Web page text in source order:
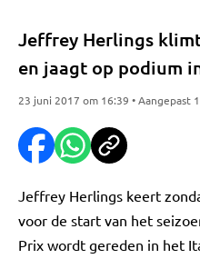
Jeffrey Herlings
en jaagt op podium
23 juni 2017 om 16:39 • Aangepast
Jeffrey Herlings keert
voor de start van het
Prix wordt gereden in het